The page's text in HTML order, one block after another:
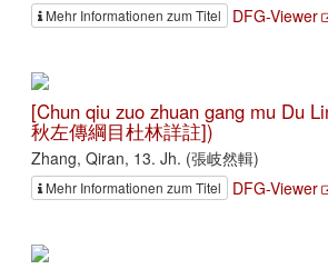
Mehr Informationen zum Titel DFG-Viewer
[Chun qiu zuo zhuan gang mu Du
秋左傳綱目杜林詳註])
Zhang, Qiran, 13. Jh. (張岐然輯)
Mehr Informationen zum Titel DFG-Viewer